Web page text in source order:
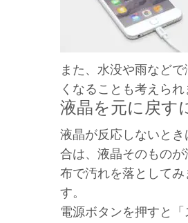
また、水没や雨など
くなることも考えられ
液晶を元に戻す
液晶が反応しないと
合は、液晶そのもの
布で汚れを落として
す。
電源ボタンを押すと